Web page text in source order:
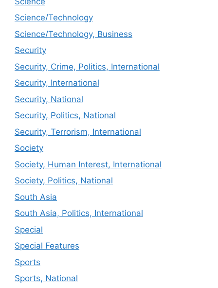
Science/Technology
Science/Technology, Business
Security
Security, Crime, Politics, International
Security, International
Security, National
Security, Politics, National
Security, Terrorism, International
Society
Society, Human Interest, International
Society, Politics, National
South Asia
South Asia, Politics, International
Special
Special Features
Sports
Sports, National